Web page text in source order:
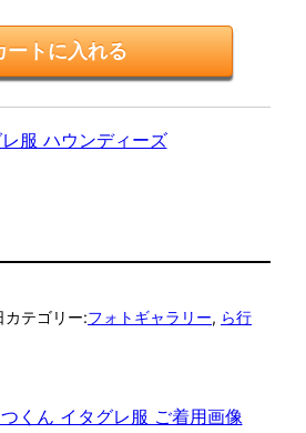
服 ハウンディーズ
カテゴリー:フォトギャラリー, ら行
くん イタグレ服 ご着用画像